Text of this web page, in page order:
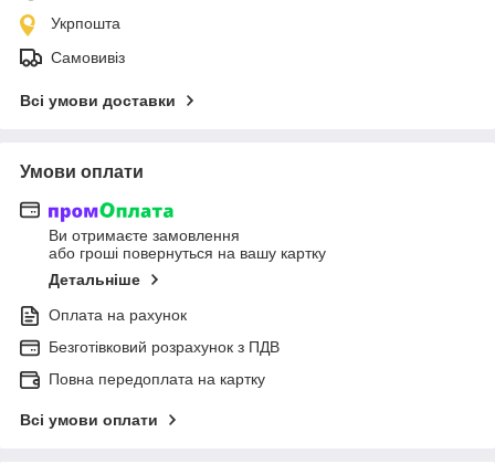
Укрпошта
Самовивіз
Всі умови доставки
Умови оплати
Ви отримаєте замовлення
або гроші повернуться на вашу картку
Детальніше
Оплата на рахунок
Безготівковий розрахунок з ПДВ
Повна передоплата на картку
Всі умови оплати